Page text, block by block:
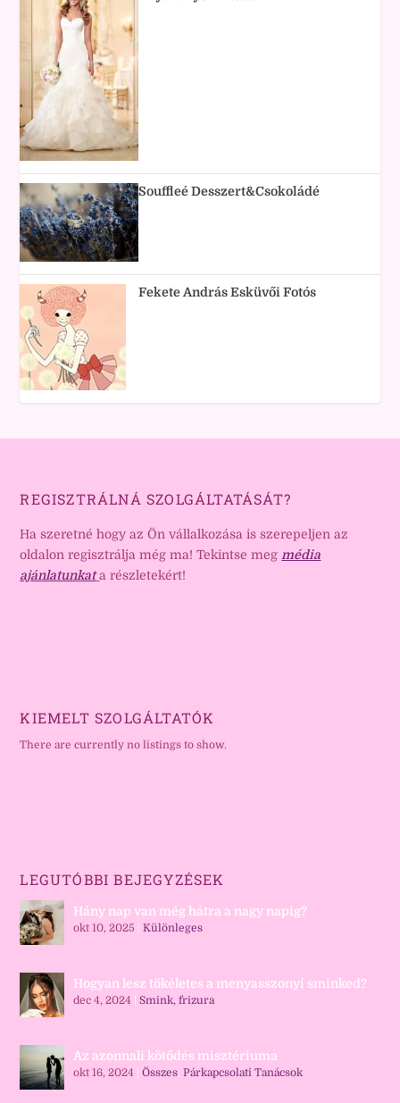
Souffleé Desszert&Csokoládé
Fekete András Esküvői Fotós
REGISZTRÁLNÁ SZOLGÁLTATÁSÁT?
Ha szeretné hogy az Ön vállalkozása is szerepeljen az
oldalon regisztrálja még ma! Tekintse megmédia
ajánlatunkat a részletekért!
KIEMELT SZOLGÁLTATÓK
There are currently no listings to show.
LEGUTÓBBI BEJEGYZÉSEK
Hány nap van még hátra a nagy napig?
okt 10, 2025 |Különleges
Hogyan lesz tökéletes a menyasszonyi sminked?
dec 4, 2024 |Smink, frizura
Az azonnali kötődés misztériuma
okt 16, 2024 |Összes,Párkapcsolati Tanácsok